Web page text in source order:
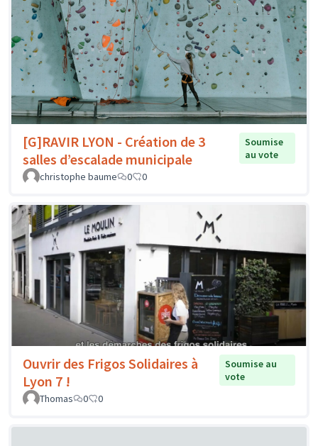
[G]RAVIR LYON - Création de 3
salles d’escalade municipale
Soumise
au vote
christophe baume
0 0
Ouvrir des Frigos Solidaires à
Lyon 7 !
Soumise au
vote
Thomas
0 0